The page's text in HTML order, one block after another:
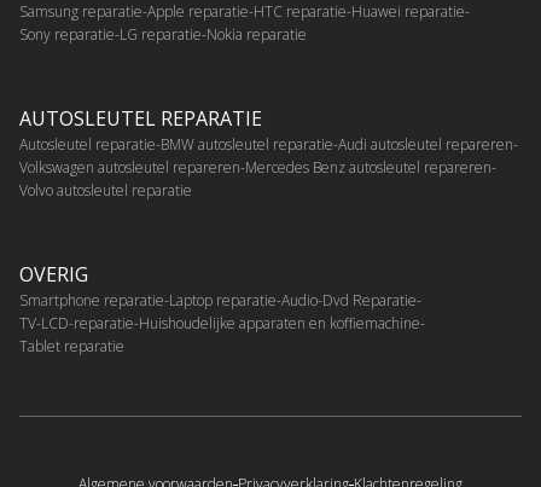
Samsung reparatie Apple reparatie HTC reparatie Huawei reparatie
Sony reparatie LG reparatie Nokia reparatie
AUTOSLEUTEL REPARATIE
Autosleutel reparatie BMW autosleutel reparatie Audi autosleutel repareren
Volkswagen autosleutel repareren Mercedes Benz autosleutel repareren
Volvo autosleutel reparatie
OVERIG
Smartphone reparatie Laptop reparatie Audio-Dvd Reparatie
TV-LCD-reparatie Huishoudelijke apparaten en koffiemachine
Tablet reparatie